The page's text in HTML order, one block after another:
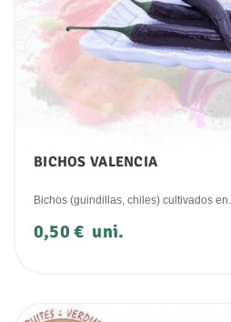
BICHOS VALENCIA
Bichos (guindillas, chiles) cultivados en...
Precio
0,50 € uni.